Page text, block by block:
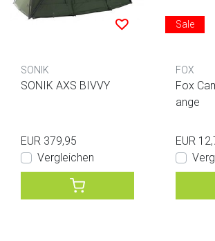
SONIK
SONIK AXS BIVVY
EUR 379,95
Vergleichen
Sale
FOX
Fox
ange
EUR